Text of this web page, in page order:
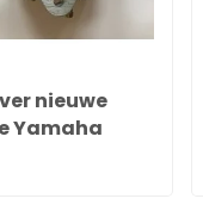
nieuwe
Yamaha
35pk &